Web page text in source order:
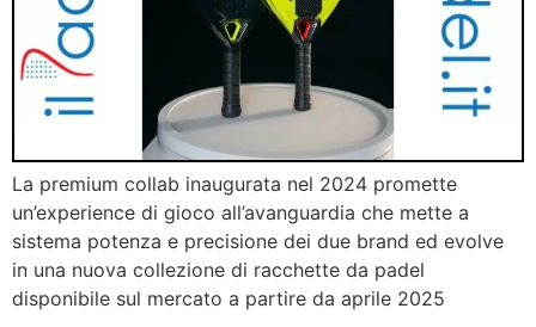
La premium collab inaugurata nel 2024 promette
un’experience di gioco all’avanguardia che mette a
sistema potenza e precisione dei due brand ed evolve
in una nuova collezione di racchette da padel
disponibile sul mercato a partire da aprile 2025